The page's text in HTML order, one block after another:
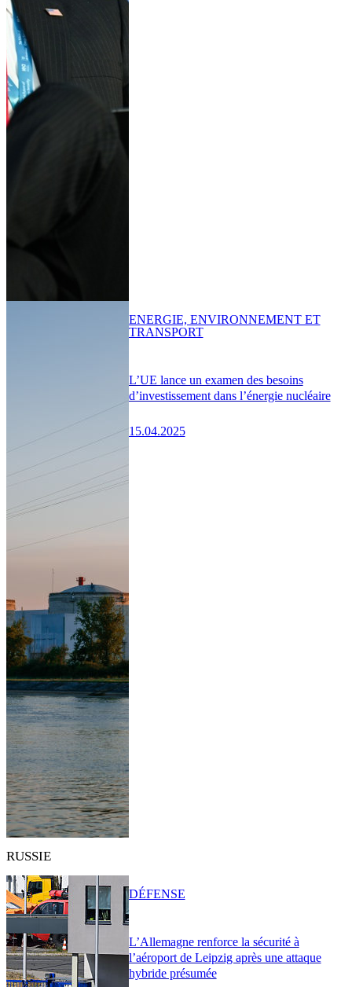
L’UE lance un examen des besoins
d’investissement dans l’énergie nucléaire
15.04.2025
ENERGIE, ENVIRONNEMENT ET
TRANSPORT
RUSSIE
L’Allemagne renforce la sécurité à
l’aéroport de Leipzig après une attaque
hybride présumée
DÉFENSE